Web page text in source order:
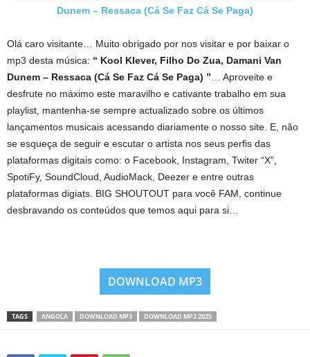
Dunem – Ressaca (Cá Se Faz Cá Se Paga)
Olá caro visitante… Muito obrigado por nos visitar e por baixar o
mp3 desta música: “ Kool Klever, Filho Do Zua, Damani Van
Dunem – Ressaca (Cá Se Faz Cá Se Paga) ” … Aproveite e
desfrute no máximo este maravilho e cativante trabalho em sua
playlist, mantenha-se sempre actualizado sobre os últimos
lançamentos musicais acessando diariamente o nosso site. E, não
se esqueça de seguir e escutar o artista nos seus perfis das
plataformas digitais como: o Facebook, Instagram, Twiter “X”,
SpotiFy, SoundCloud, AudioMack, Deezer e entre outras
plataformas digiats. BIG SHOUTOUT para você FAM, continue
desbravando os conteúdos que temos aqui para si…
DOWNLOAD MP3
TAGS ANGOLA DOWNLOAD MP3 DOWNLOAD MP3 2025